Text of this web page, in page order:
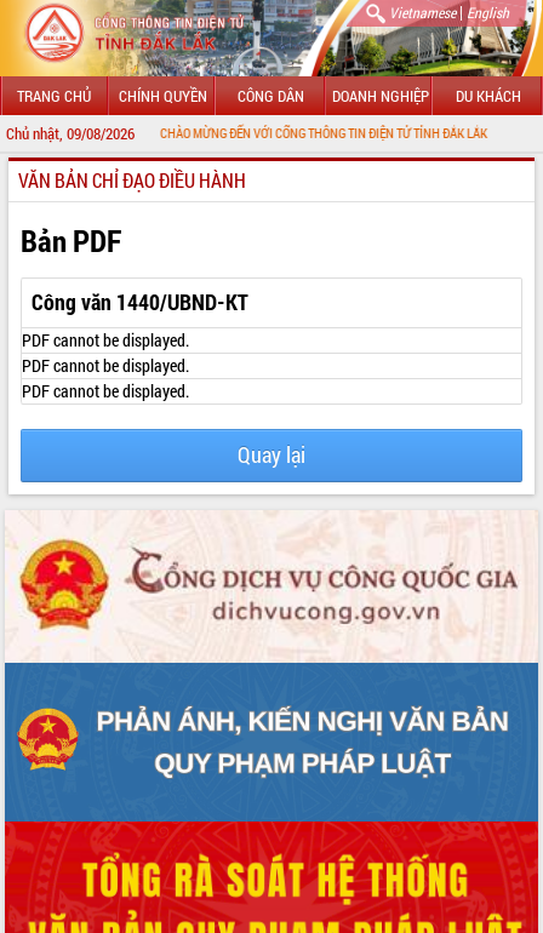
Vietnamese| English
TRANG CHỦ CHÍNH QUYỀN CÔNG DÂN DOANH NGHIỆP DU KHÁCH
Chủ nhật, 09/08/2026CHÀO MỪNG ĐẾN VỚI CỔNG THÔNG TIN ĐIỆN TỬ TỈNH ĐẮK LẮK
GIỚI THIỆU
LÃNH ĐẠO UBND TỈNH
TIN TỨC SỰ KIỆN
SỞ, BAN, NGÀNH
UBND CÁC XÃ, PHƯỜNG
THÔNG TIN CHỈ ĐẠO ĐIỀU HÀNH
HỆ THỐNG VĂN BẢN
ĐIỂM TIN VĂN BẢN
QUY HOẠCH - KẾ HOẠCH
VĂN BẢN CHỈ ĐẠO ĐIỀU HÀNH
Bản PDF
Công văn 1440/UBND-KT
PDF cannot be displayed.
PDF cannot be displayed.
PDF cannot be displayed.
Quay lại